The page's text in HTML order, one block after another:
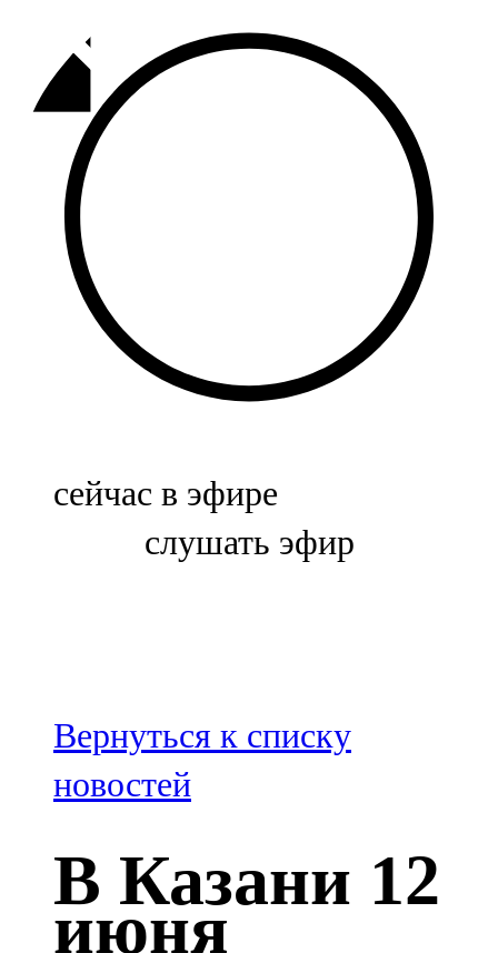
92,9 FM
Базарлы матак
107,1 FM
Балык бистәсе
104,9 FM
Баулы
107,5 FM
Биләр
Болгар
100,3 FM
Зәй
106,6 FM
Кадыбаш
105,2 FM
сейчас в эфире
слушать эфир
Вернуться к списку
новостей
В Казани 12
июня